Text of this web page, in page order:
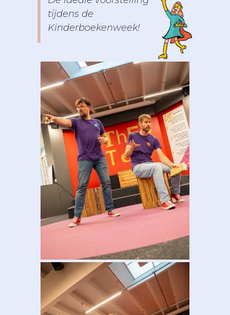
tijdens de
Kinderboekenweek!